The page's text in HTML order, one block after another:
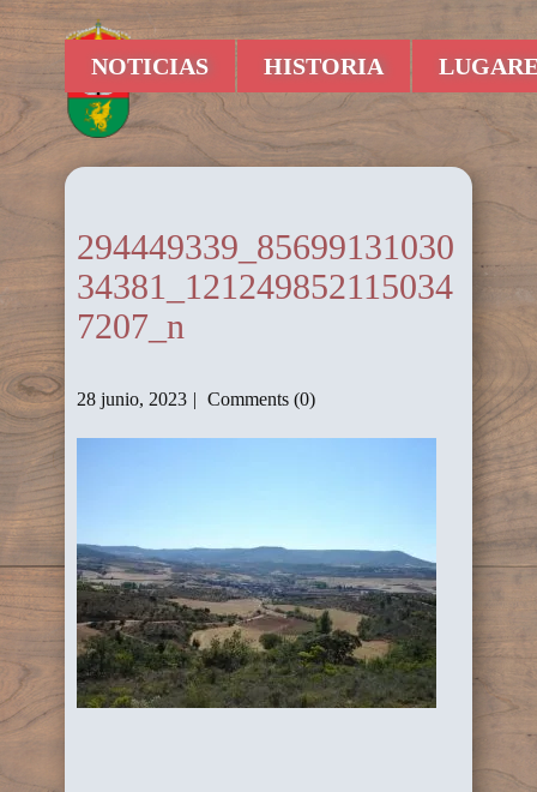
NOTICIAS HISTORIA
294449339_85699131030
34381_121249852115034
7207_n
28 junio, 2023 Comments (0)